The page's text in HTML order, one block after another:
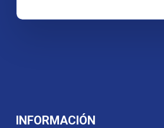
INFORMACIÓN